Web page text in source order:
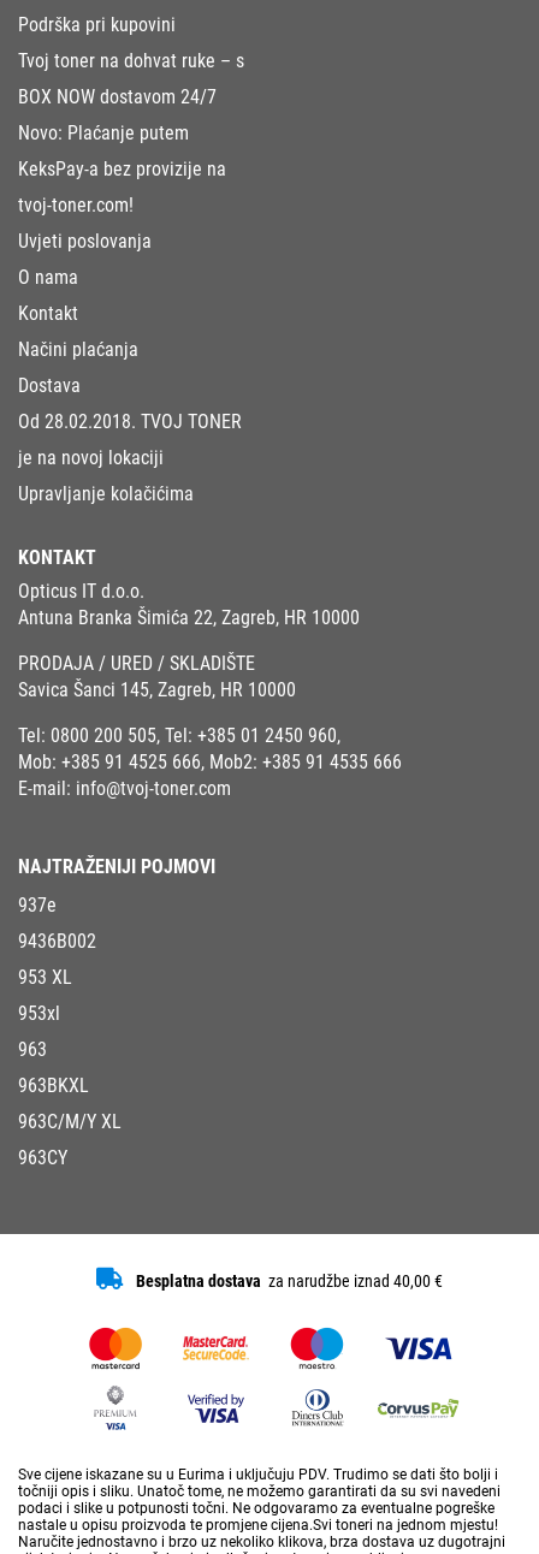
Podrška pri kupovini
Tvoj toner na dohvat ruke – s
BOX NOW dostavom 24/7
Novo: Plaćanje putem
KeksPay-a bez provizije na
tvoj-toner.com!
Uvjeti poslovanja
O nama
Kontakt
Načini plaćanja
Dostava
Od 28.02.2018. TVOJ TONER
je na novoj lokaciji
Upravljanje kolačićima
KONTAKT
Opticus IT d.o.o.
Antuna Branka Šimića 22, Zagreb, HR 10000
PRODAJA / URED / SKLADIŠTE
Savica Šanci 145, Zagreb, HR 10000
Tel: 0800 200 505, Tel: +385 01 2450 960,
Mob: +385 91 4525 666, Mob2: +385 91 4535 666
E-mail: info@tvoj-toner.com
NAJTRAŽENIJI POJMOVI
937e
9436B002
953 XL
953xl
963
963BKXL
963C/M/Y XL
963CY
Besplatna dostava za narudžbe iznad 40,00 €
Sve cijene iskazane su u Eurima i uključuju PDV. Trudimo se dati što bolji i
točniji opis i sliku. Unatoč tome, ne možemo garantirati da su svi navedeni
podaci i slike u potpunosti točni. Ne odgovaramo za eventualne pogreške
nastale u opisu proizvoda te promjene cijena.Svi toneri na jednom mjestu!
Naručite jednostavno i brzo uz nekoliko klikova, brza dostava uz dugotrajni